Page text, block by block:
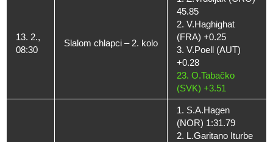
13. 2.,
08:30
Slalom chlapci – 2. kolo
45.85
2. V.Haghighat
(FRA) +0.25
3. V.Poell (AUT)
+0.28
23. O.Tabačko
(SVK) +3.51
1. S.A.Hagen
(NOR) 1:31.79
2. L.Garitano Iturbe